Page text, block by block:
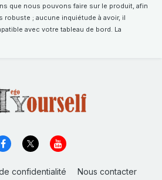
que nous pouvons faire sur le produit, afin
robuste ; aucune inquiétude à avoir, il
avec votre tableau de bord. La
confidentialité
Nous contacter